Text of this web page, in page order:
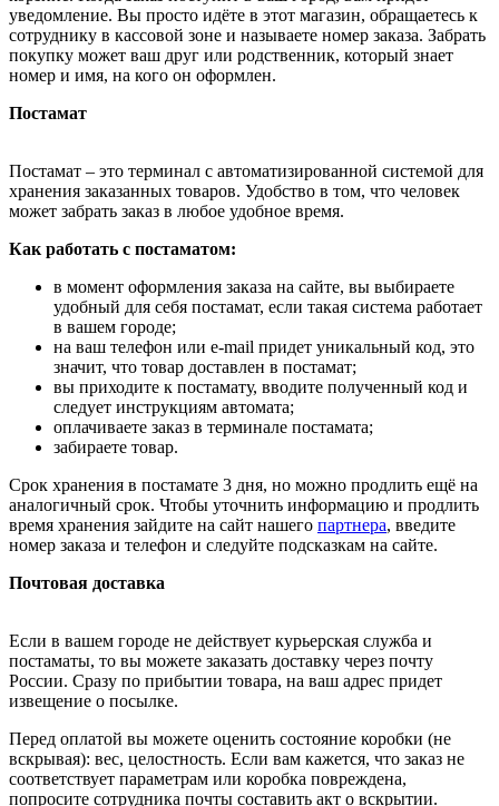
уведомление. Вы просто идёте в этот магазин, обращаетесь к
сотруднику в кассовой зоне и называете номер заказа. Забрать
покупку может ваш друг или родственник, который знает
номер и имя, на кого он оформлен.
Постамат
Постамат – это терминал с автоматизированной системой для
хранения заказанных товаров. Удобство в том, что человек
может забрать заказ в любое удобное время.
Как работать с постаматом:
в момент оформления заказа на сайте, вы выбираете
удобный для себя постамат, если такая система работает
в вашем городе;
на ваш телефон или e-mail придет уникальный код, это
значит, что товар доставлен в постамат;
вы приходите к постамату, вводите полученный код и
следует инструкциям автомата;
оплачиваете заказ в терминале постамата;
забираете товар.
Срок хранения в постамате 3 дня, но можно продлить ещё на
аналогичный срок. Чтобы уточнить информацию и продлить
время хранения зайдите на сайт нашего партнера, введите
номер заказа и телефон и следуйте подсказкам на сайте.
Почтовая доставка
Если в вашем городе не действует курьерская служба и
постаматы, то вы можете заказать доставку через почту
России. Сразу по прибытии товара, на ваш адрес придет
извещение о посылке.
Перед оплатой вы можете оценить состояние коробки (не
вскрывая): вес, целостность. Если вам кажется, что заказ не
соответствует параметрам или коробка повреждена,
попросите сотрудника почты составить акт о вскрытии.